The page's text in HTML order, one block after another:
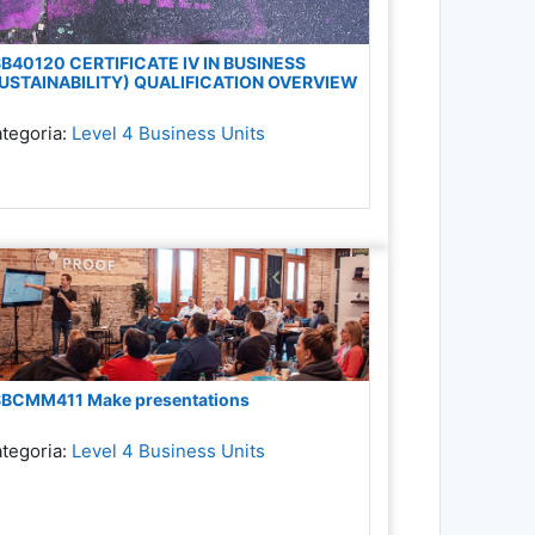
CERTIFICATE IV IN BUSINESS
QUALIFICATION OVERVIEW
Level 4 Business Units
Make presentations
Level 4 Business Units